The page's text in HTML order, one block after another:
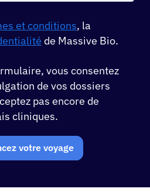
et conditions, la
de Massive Bio.
vous consentez
de vos dossiers
pas encore de
cliniques.
votre voyage